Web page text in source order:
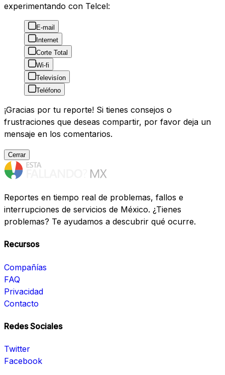
experimentando con Telcel:
E-mail
Internet
Corte Total
Wi-fi
Televisíon
Teléfono
¡Gracias por tu reporte! Si tienes consejos o
frustraciones que deseas compartir, por favor deja un
mensaje en los comentarios.
Cerrar
Reportes en tiempo real de problemas, fallos e
interrupciones de servicios de México. ¿Tienes
problemas? Te ayudamos a descubrir qué ocurre.
Recursos
Compañías
FAQ
Privacidad
Contacto
Redes Sociales
Twitter
Facebook